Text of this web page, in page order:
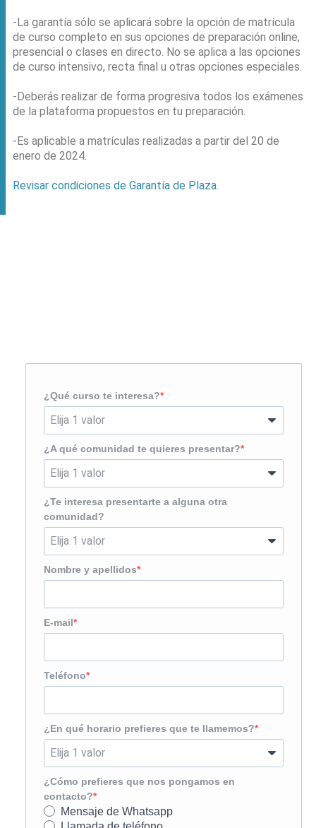
-La garantía sólo se aplicará sobre la opción de matrícula
de curso completo en sus opciones de preparación online,
presencial o clases en directo. No se aplica a las opciones
de curso intensivo, recta final u otras opciones especiales.
-Deberás realizar de forma progresiva todos los exámenes
de la plataforma propuestos en tu preparación.
-Es aplicable a matrículas realizadas a partir del 20 de
enero de 2024.
Revisar condiciones de Garantía de Plaza.
¿Qué curso te interesa?
¿A qué comunidad te quieres presentar?
¿Te interesa presentarte a alguna otra
comunidad?
Nombre y apellidos
E-mail
Teléfono
¿En qué horario prefieres que te llamemos?
¿Cómo prefieres que nos pongamos en
contacto?
Mensaje de Whatsapp